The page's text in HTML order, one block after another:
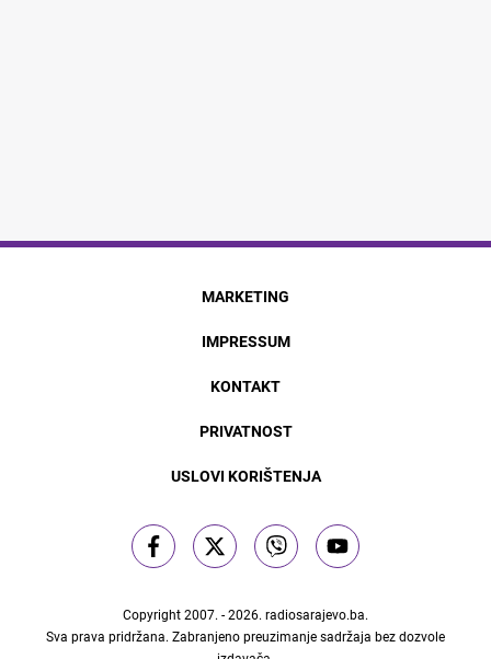
MARKETING
IMPRESSUM
KONTAKT
PRIVATNOST
USLOVI KORIŠTENJA
Copyright 2007. - 2026. radiosarajevo.ba.
Sva prava pridržana. Zabranjeno preuzimanje sadržaja bez dozvole